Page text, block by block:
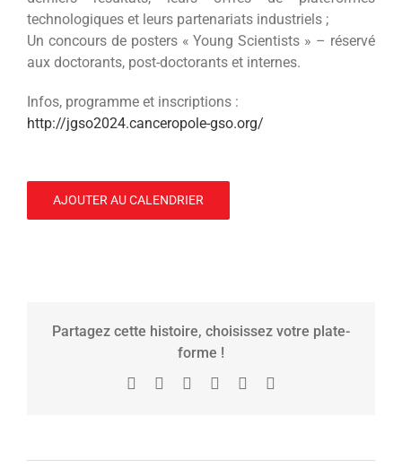
technologiques et leurs partenariats industriels ;
Un concours de posters « Young Scientists » – réservé
aux doctorants, post-doctorants et internes.
Infos, programme et inscriptions :
http://jgso2024.canceropole-gso.org/
AJOUTER AU CALENDRIER
Partagez cette histoire, choisissez votre plate-
forme !
Facebook RedditLinkedIn
Tumblr